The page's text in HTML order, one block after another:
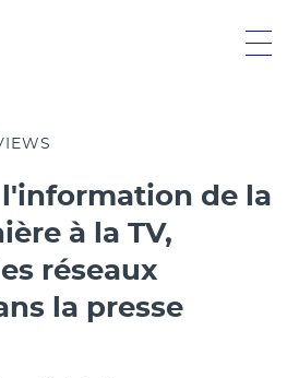
de la
à la TV,
réseaux
la presse